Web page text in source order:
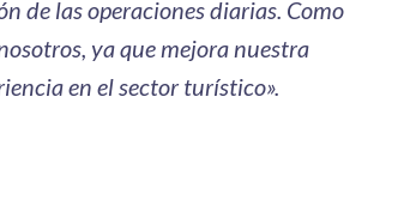
de las operaciones diarias. Como
ya que mejora nuestra
en el sector turístico».